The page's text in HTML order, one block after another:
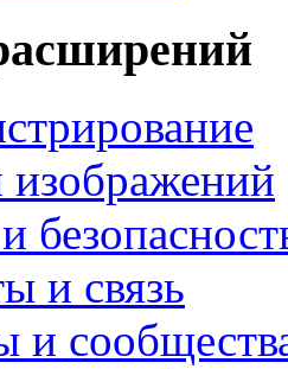
изображений
и связь
и